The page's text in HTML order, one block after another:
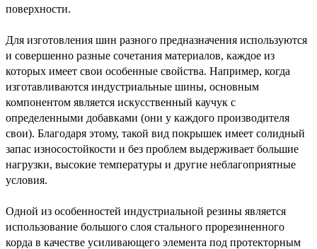
поверхности.
Для изготовления шин разного предназначения используются
и совершенно разные сочетания материалов, каждое из
которых имеет свои особенные свойства. Например, когда
изготавливаются индустриальные шины, основным
компонентом является искусственный каучук с
определенными добавками (они у каждого производителя
свои). Благодаря этому, такой вид покрышек имеет солидный
запас износостойкости и без проблем выдерживает большие
нагрузки, высокие температуры и другие неблагоприятные
условия.
Одной из особенностей индустриальной резины является
использование большого слоя стального прорезиненного
корда в качестве усиливающего элемента под протекторным